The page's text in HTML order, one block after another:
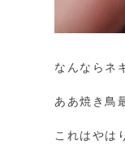
なんならネ
ああ焼き鳥
これはやは